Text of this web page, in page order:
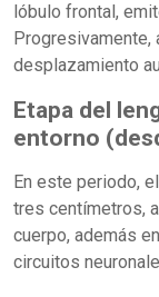
lóbulo frontal,
Progresivamente,
desplazamiento
Etapa del
entorno
En este periodo,
tres centímetros,
cuerpo, además
circuitos